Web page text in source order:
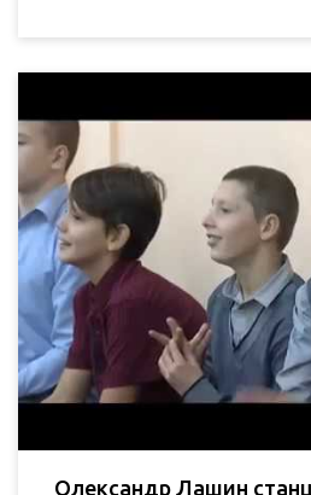
Олександр Лашин